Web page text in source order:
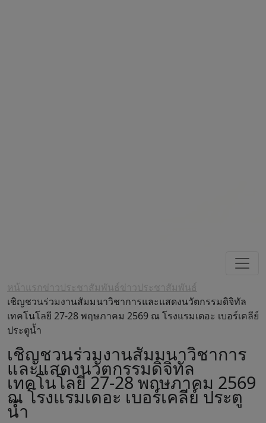
หน้าแรกข่าวประชาสัมพันธ์ข่าวประชาสัมพันธ์
เชิญชวนร่วมงานสัมมนาวิชาการและแสดงนวัตกรรมดิจิทัล
เทคโนโลยี 27-28 พฤษภาคม 2569 ณ โรงแรมเดอะ เบอร์เคลีย์
ประตูน้ำ
เชิญชวนร่วมงานสัมมนาวิชาการ
และแสดงนวัตกรรมดิจิทัล
เทคโนโลยี 27-28 พฤษภาคม 2569
ณ โรงแรมเดอะ เบอร์เคลีย์ ประตู
น้ำ